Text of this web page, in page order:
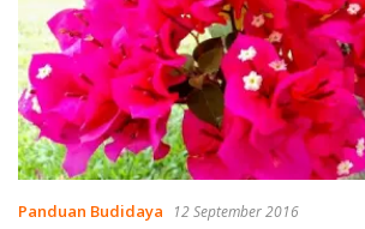
Panduan Budidaya 12 September 2016